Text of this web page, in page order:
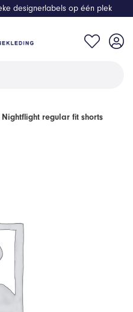
designerlabels op één plek
Nightflight regular fit shorts